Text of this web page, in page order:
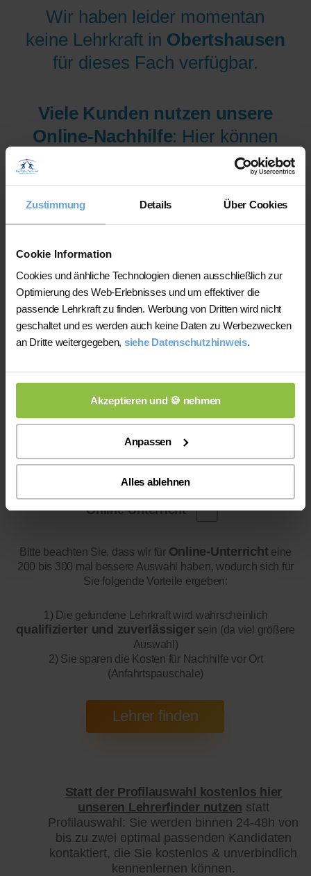
Zustimmung Details Über Cookies
Cookie Information
Cookies und änhliche Technologien dienen ausschließlich zur
Optimierung des Web-Erlebnisses und um effektiver die
passende Lehrkraft zu finden. Werbung von Dritten wird nicht
geschaltet und es werden auch keine Daten zu Werbezwecken
an Dritte weitergegeben, siehe Datenschutzhinweis.
Akzeptieren und 🍪 nehmen
Anpassen
Alles ablehnen
Wir haben leider momentan
keine Lehrkraft in Obertshausen
für dieses Fach verfügbar.
Viele Kunden nutzen unsere
Online-Nachhilfe: Hier können
wir Ihnen aus mehr als 300
Lehrer/innen pro Fach und
Niveau die am besten
qualifizierten Lehrer/innen sofort
zur Verfügung stellen.
Jetzt verfügbare Lehrer/innen
für Online-Nachhilfe anzeigen
lassen.
Online-Unterricht
Bitte beachten Sie, dass wir für Online-Unterrichteine
200 bis 300 mal bessere Auswahl haben, wodurch sich für
Sie folgende Vorteile ergeben:
1) Die gefundene Lehrkraft wird wahrscheinlich
qualifizierter und zuverlässigersein (da viel größere
Auswahl)
2) Sie sparen die Kosten für Nachhilfe vor Ort
(Anfahrtspauschale)
Statt der Profilauswahl kostenlos hier
unseren Lehrerfinder nutzen statt
Profilauswahl: Sie werden binnen 24-48h von
bis zu zwei optimal passenden Kandidaten
kontaktiert, die Sie kostenlos & unverbindlich
kennenlernen können.